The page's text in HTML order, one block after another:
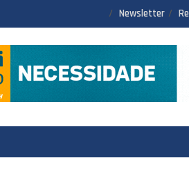
Newsletter